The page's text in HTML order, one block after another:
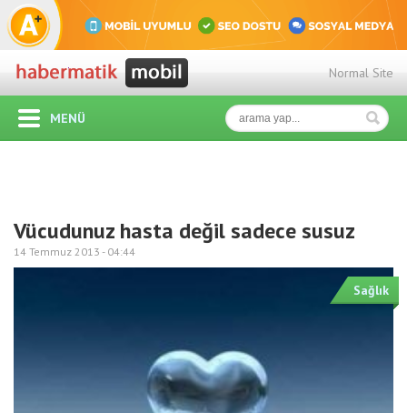
Normal Site
MENÜ
Vücudunuz hasta değil sadece susuz
14 Temmuz 2013 - 04:44
Sağlık